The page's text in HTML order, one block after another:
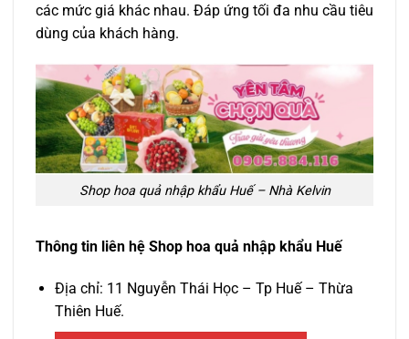
các mức giá khác nhau. Đáp ứng tối đa nhu cầu tiêu
dùng của khách hàng.
Shop hoa quả nhập khẩu Huế – Nhà Kelvin
Thông tin liên hệ Shop hoa quả nhập khẩu Huế
Địa chỉ: 11 Nguyễn Thái Học – Tp Huế – Thừa
Thiên Huế.